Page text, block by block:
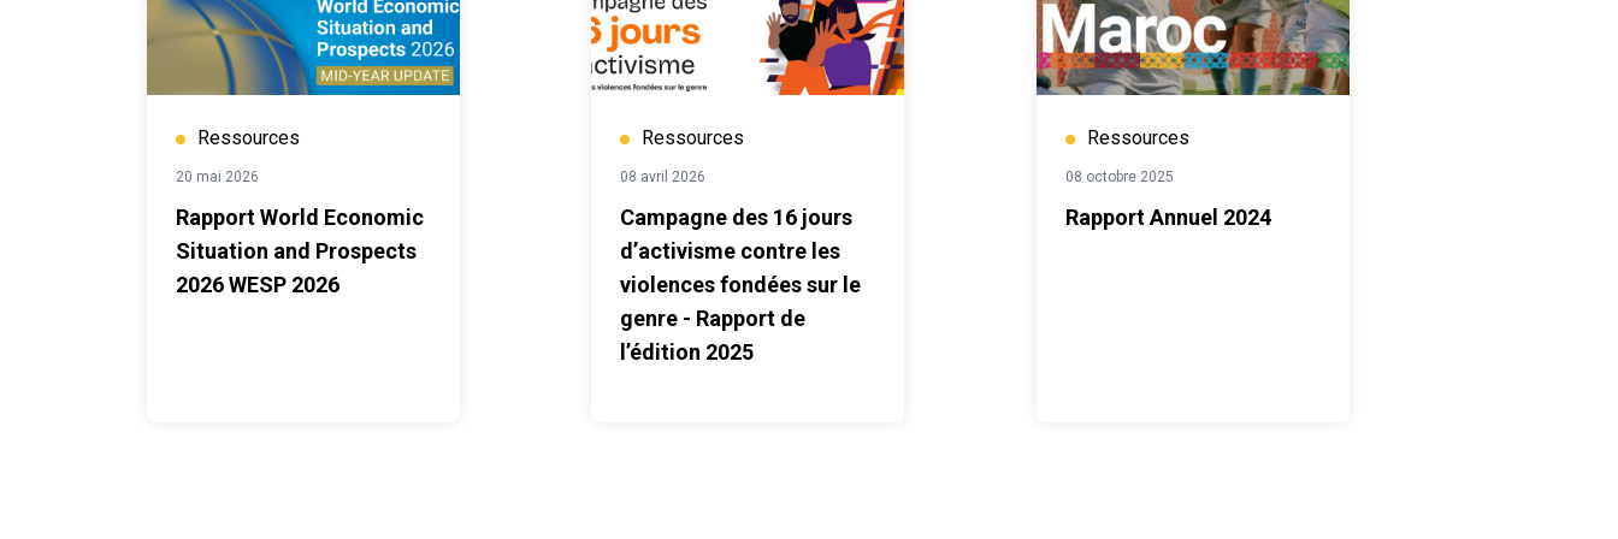
Ressources
20 mai 2026
Rapport World Economic
Situation and Prospects
2026 WESP 2026
Ressources
08 avril 2026
Campagne des 16 jours
d’activisme contre les
violences fondées sur le
genre - Rapport de
l’édition 2025
Ressources
08 octobre 2025
Rapport Annuel 2024